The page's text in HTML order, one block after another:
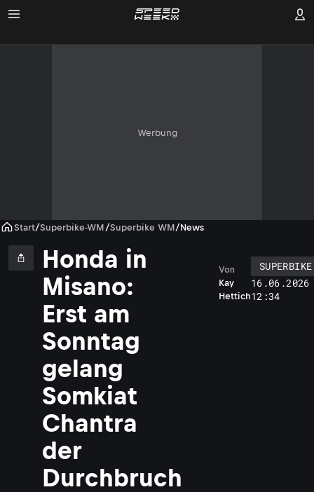
Werbung
Start/Superbike-WM /Superbike WM/News
Honda in
Misano:
Erst am
Sonntag
gelang
Somkiat
Chantra
der
Durchbruch
Kay
Hettich
Von
SUPERBIKE
12:34